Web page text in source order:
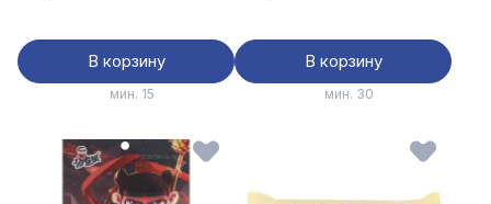
В корзину
мин. 15
В корзину
мин. 30